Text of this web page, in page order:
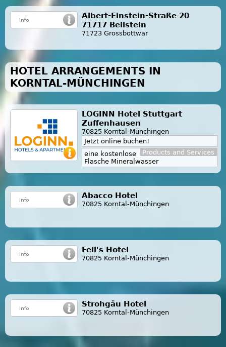
Albert-Einstein-Straße 20
71717 Beilstein
71723 Grossbottwar
HOTEL ARRANGEMENTS IN
KORNTAL-MÜNCHINGEN
LOGINN Hotel Stuttgart
Zuffenhausen
70825 Korntal-Münchingen
Jetzt online buchen!
Products and Services
eine kostenlose
Flasche Mineralwasser
Abacco Hotel
70825 Korntal-Münchingen
Feil's Hotel
70825 Korntal-Münchingen
Strohgäu Hotel
70825 Korntal-Münchingen